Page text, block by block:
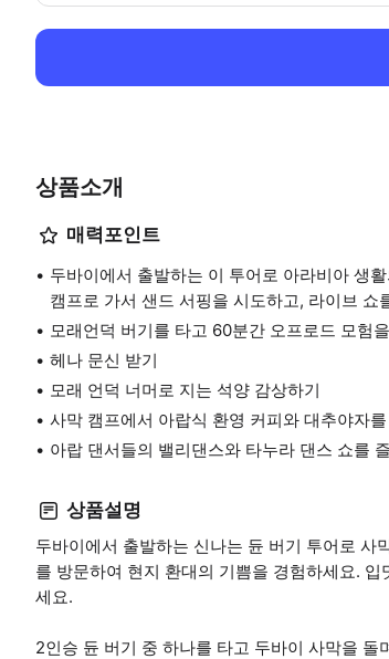
상품소개
매력포인트
두바이에서 출발하는 이 투어로 아라비아 생
캠프로 가서 샌드 서핑을 시도하고, 라이브 쇼
모래언덕 버기를 타고 60분간 오프로드 모험
헤나 문신 받기
모래 언덕 너머로 지는 석양 감상하기
사막 캠프에서 아랍식 환영 커피와 대추야자
아랍 댄서들의 밸리댄스와 타누라 댄스 쇼를
상품설명
두바이에서 출발하는 신나는 듄 버기 투어로 사
를 방문하여 현지 환대의 기쁨을 경험하세요.
세요.
2인승 듄 버기 중 하나를 타고 두바이 사막을